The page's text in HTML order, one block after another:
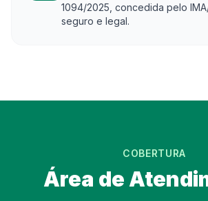
1094/2025, concedida pelo
seguro e legal.
COBERTURA
Área de